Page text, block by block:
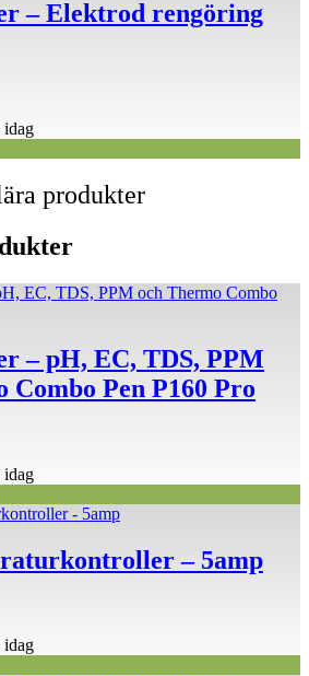
– Elektrod rengöring
idag
produkter
– pH, EC, TDS, PPM
Combo Pen P160 Pro
idag
– 5amp
idag